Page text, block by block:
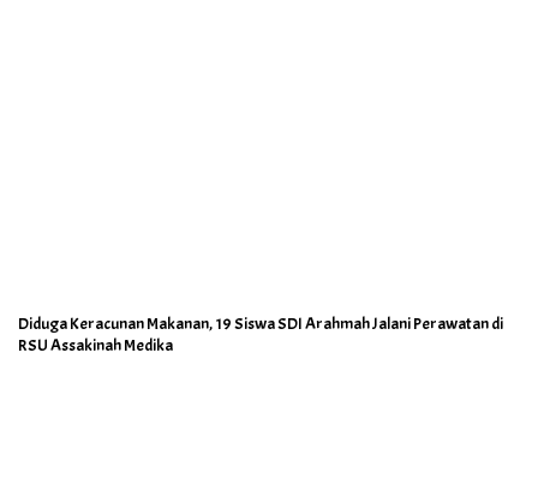
Diduga Keracunan Makanan, 19 Siswa SDI Arahmah Jalani Perawatan di
RSU Assakinah Medika